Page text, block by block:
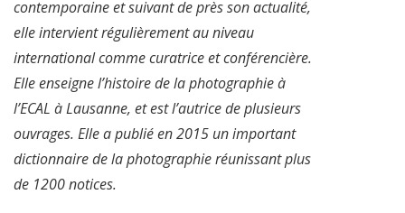
contemporaine et suivant de près son actualité,
elle intervient régulièrement au niveau
international comme curatrice et conférencière.
Elle enseigne l’histoire de la photographie à
l’ECAL à Lausanne, et est l’autrice de plusieurs
ouvrages. Elle a publié en 2015 un important
dictionnaire de la photographie réunissant plus
de 1200 notices.